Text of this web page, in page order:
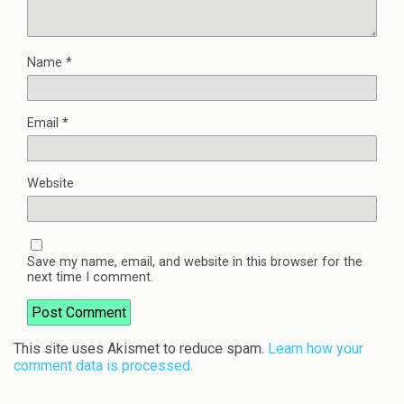
Name *
Email *
Website
Save my name, email, and website in this browser for the
next time I comment.
This site uses Akismet to reduce spam. Learn how your
comment data is processed.